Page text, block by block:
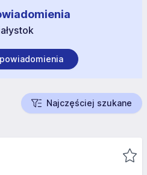
Najczęściej szukane